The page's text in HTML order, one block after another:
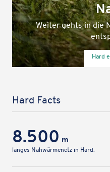
Weiter gehts in die
Hard
Hard Facts
8.500 m
langes Nahwär­me­netz in Hard.